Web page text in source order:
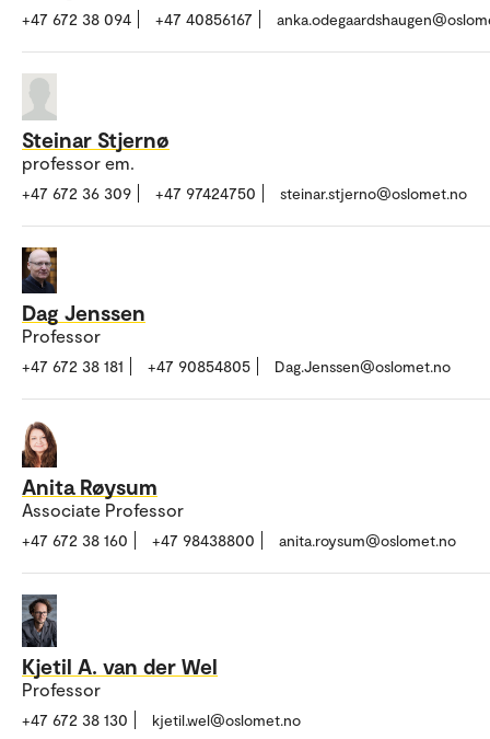
+47 672 38 094 +47 40856167
Steinar Stjernø
professor em.
+47 672 36 309 +47 97424750 steinar.stjerno@oslomet.no
Dag Jenssen
Professor
+47 672 38 181 +47 90854805 Dag.Jenssen@oslomet.no
Anita Røysum
Associate Professor
+47 672 38 160 +47 98438800 anita.roysum@oslomet.no
Kjetil A. van der Wel
Professor
+47 672 38 130 kjetil.wel@oslomet.no